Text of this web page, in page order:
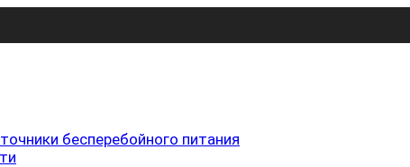
бесперебойного питания